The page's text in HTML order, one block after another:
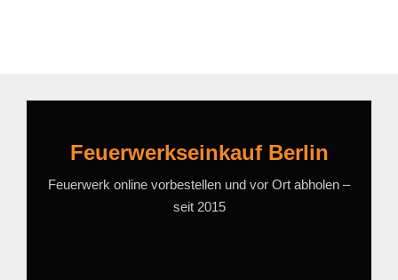
Feuerwerkseinkauf Berlin
Feuerwerk online vorbestellen und vor Ort abholen –
seit 2015